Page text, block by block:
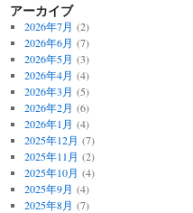
アーカイブ
2026年7月 (2)
2026年6月 (7)
2026年5月 (3)
2026年4月 (4)
2026年3月 (5)
2026年2月 (6)
2026年1月 (4)
2025年12月 (7)
2025年11月 (2)
2025年10月 (4)
2025年9月 (4)
2025年8月 (7)